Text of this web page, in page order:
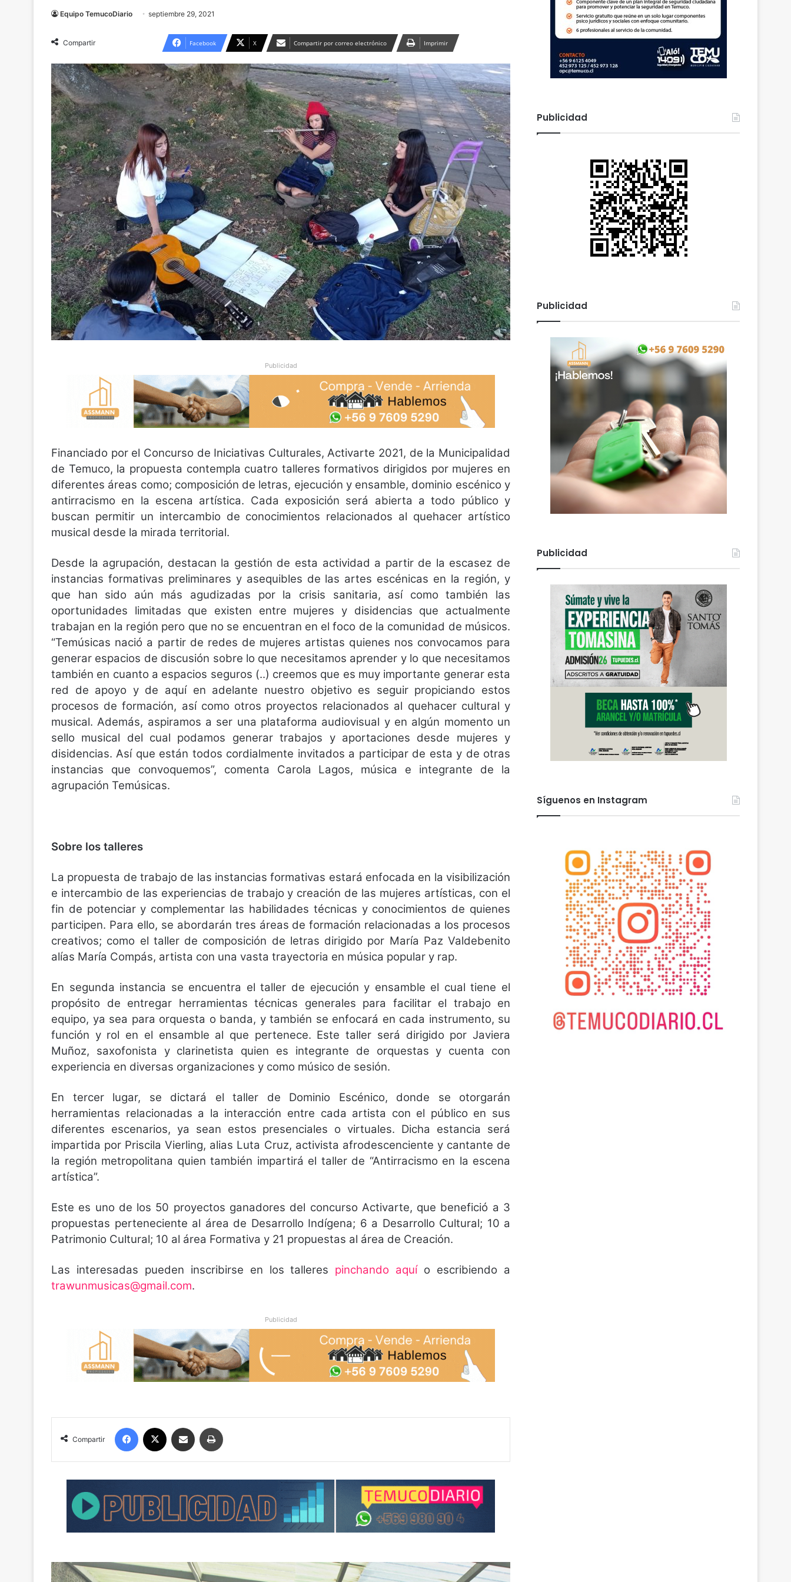
Equipo TemucoDiario septiembre 29, 2021
Compartir Facebook X Compartir por correo electrónico Imprimir
Publicidad
Financiado por el Concurso de Iniciativas Culturales, Activarte 2021, de la Municipalidad
de Temuco, la propuesta contempla cuatro talleres formativos dirigidos por mujeres en
diferentes áreas como; composición de letras, ejecución y ensamble, dominio escénico y
antirracismo en la escena artística. Cada exposición será abierta a todo público y
buscan permitir un intercambio de conocimientos relacionados al quehacer artístico
musical desde la mirada territorial.
Desde la agrupación, destacan la gestión de esta actividad a partir de la escasez de
instancias formativas preliminares y asequibles de las artes escénicas en la región, y
que han sido aún más agudizadas por la crisis sanitaria, así como también las
oportunidades limitadas que existen entre mujeres y disidencias que actualmente
trabajan en la región pero que no se encuentran en el foco de la comunidad de músicos.
“Temúsicas nació a partir de redes de mujeres artistas quienes nos convocamos para
generar espacios de discusión sobre lo que necesitamos aprender y lo que necesitamos
también en cuanto a espacios seguros (..) creemos que es muy importante generar esta
red de apoyo y de aquí en adelante nuestro objetivo es seguir propiciando estos
procesos de formación, así como otros proyectos relacionados al quehacer cultural y
musical. Además, aspiramos a ser una plataforma audiovisual y en algún momento un
sello musical del cual podamos generar trabajos y aportaciones desde mujeres y
disidencias. Así que están todos cordialmente invitados a participar de esta y de otras
instancias que convoquemos”, comenta Carola Lagos, música e integrante de la
agrupación Temúsicas.
Sobre los talleres
La propuesta de trabajo de las instancias formativas estará enfocada en la visibilización
e intercambio de las experiencias de trabajo y creación de las mujeres artísticas, con el
fin de potenciar y complementar las habilidades técnicas y conocimientos de quienes
participen. Para ello, se abordarán tres áreas de formación relacionadas a los procesos
creativos; como el taller de composición de letras dirigido por María Paz Valdebenito
alías María Compás, artista con una vasta trayectoria en música popular y rap.
En segunda instancia se encuentra el taller de ejecución y ensamble el cual tiene el
propósito de entregar herramientas técnicas generales para facilitar el trabajo en
equipo, ya sea para orquesta o banda, y también se enfocará en cada instrumento, su
función y rol en el ensamble al que pertenece. Este taller será dirigido por Javiera
Muñoz, saxofonista y clarinetista quien es integrante de orquestas y cuenta con
experiencia en diversas organizaciones y como músico de sesión.
En tercer lugar, se dictará el taller de Dominio Escénico, donde se otorgarán
herramientas relacionadas a la interacción entre cada artista con el público en sus
diferentes escenarios, ya sean estos presenciales o virtuales. Dicha estancia será
impartida por Priscila Vierling, alias Luta Cruz, activista afrodescenciente y cantante de
la región metropolitana quien también impartirá el taller de “Antirracismo en la escena
artística”.
Este es uno de los 50 proyectos ganadores del concurso Activarte, que benefició a 3
propuestas perteneciente al área de Desarrollo Indígena; 6 a Desarrollo Cultural; 10 a
Patrimonio Cultural; 10 al área Formativa y 21 propuestas al área de Creación.
Las interesadas pueden inscribirse en los talleres pinchando aquío escribiendo a
trawunmusicas@gmail.com.
Publicidad
Compartir
Publicidad
Publicidad
Publicidad
Síguenos en Instagram